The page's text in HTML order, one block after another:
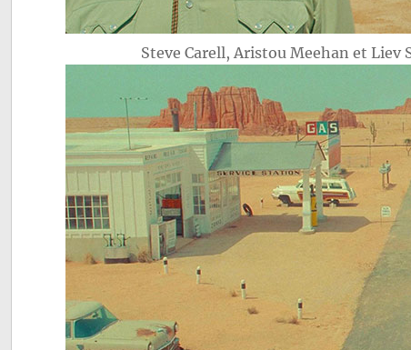
Steve Carell, Aristou Meehan et Liev